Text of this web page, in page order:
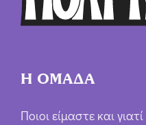
Η ΟΜΑΔΑ
Ποιοι είμαστε και